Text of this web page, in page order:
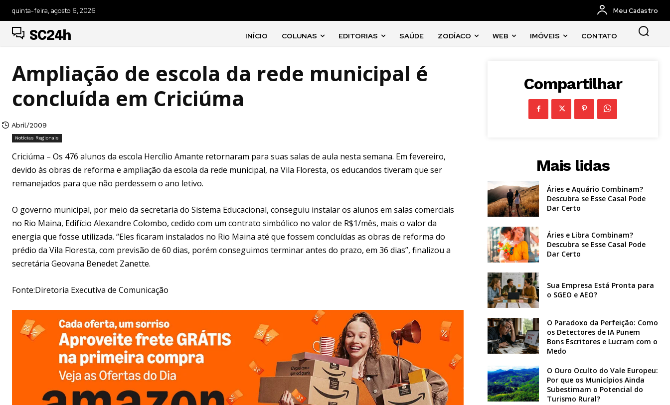
quinta-feira, agosto 6, 2026 Meu Cadastro
SC24h INÍCIO COLUNAS EDITORIAS SAÚDE ZODÍACO WEB IMÓVEIS CONTATO
Ampliação de escola da rede municipal é
concluída em Criciúma
Abril/2009
Notícias Regionais
Criciúma – Os 476 alunos da escola Hercílio Amante retornaram para suas salas de aula nesta semana. Em fevereiro,
devido às obras de reforma e ampliação da escola da rede municipal, na Vila Floresta, os educandos tiveram que ser
remanejados para que não perdessem o ano letivo.
O governo municipal, por meio da secretaria do Sistema Educacional, conseguiu instalar os alunos em salas comerciais
no Rio Maina, Edifício Alexandre Colombo, cedido com um contrato simbólico no valor de R$1/mês, mais o valor da
energia que fosse utilizada. “Eles ficaram instalados no Rio Maina até que fossem concluídas as obras de reforma do
prédio da Vila Floresta, com previsão de 60 dias, porém conseguimos terminar antes do prazo, em 36 dias”, finalizou a
secretária Geovana Benedet Zanette.
Fonte:Diretoria Executiva de Comunicação
Compartilhar
Mais lidas
Áries e Aquário Combinam?
Descubra se Esse Casal Pode
Dar Certo
Áries e Libra Combinam?
Descubra se Esse Casal Pode
Dar Certo
Sua Empresa Está Pronta para
o SGEO e AEO?
O Paradoxo da Perfeição: Como
os Detectores de IA Punem
Bons Escritores e Lucram com o
Medo
O Ouro Oculto do Vale Europeu:
Por que os Municípios Ainda
Subestimam o Potencial do
Turismo Rural?